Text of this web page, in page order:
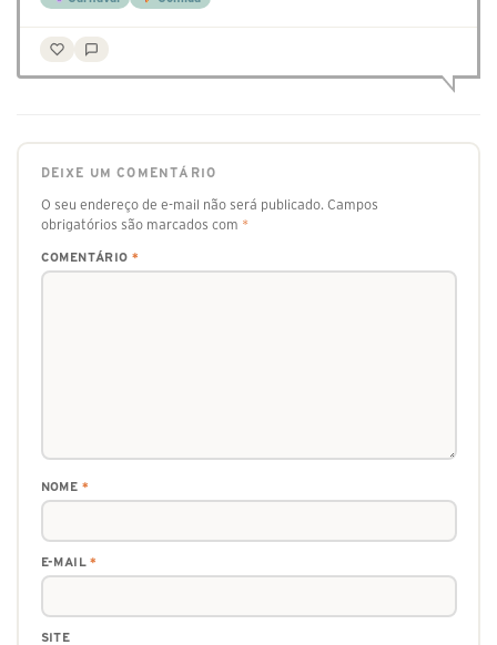
DEIXE UM COMENTÁRIO
O seu endereço de e-mail não será publicado. Campos
obrigatórios são marcados com *
COMENTÁRIO *
NOME *
E-MAIL*
SITE